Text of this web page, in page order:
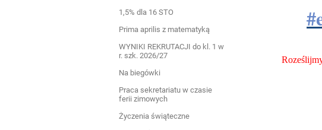
1,5% dla 16 STO
Prima aprilis z matematyką
WYNIKI REKRUTACJI do kl. 1 w
r. szk. 2026/27
Na biegówki
Praca sekretariatu w czasie
ferii zimowych
Życzenia świąteczne